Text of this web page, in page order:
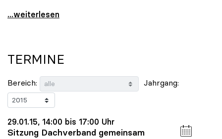
uniko zu Budgetverhandlungen: Universitäten sind
...weiterlesen
TERMINE
Bereich: Jahrgang:
29.01.15, 14:00 bis 17:00 Uhr
Sitzung Dachverband gemeinsam